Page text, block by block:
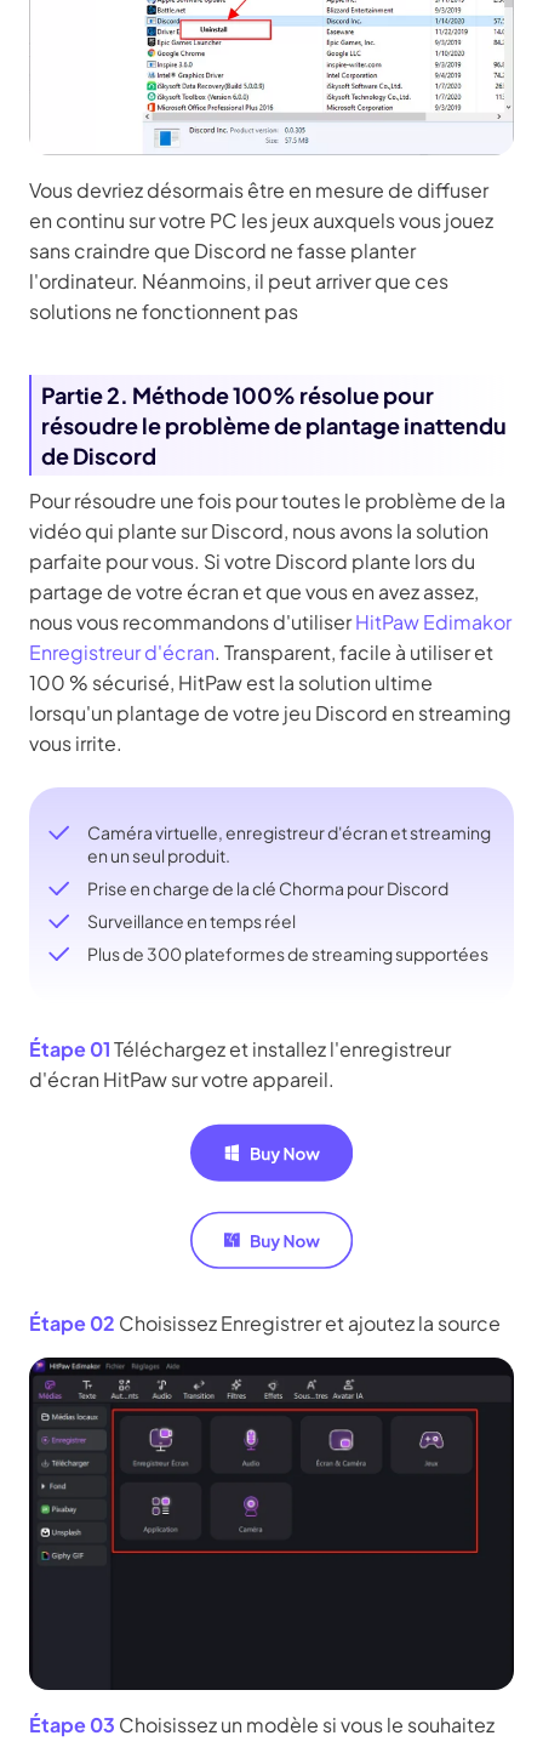
Vous devriez désormais être en mesure de diffuser
en continu sur votre PC les jeux auxquels vous jouez
sans craindre que Discord ne fasse planter
l'ordinateur. Néanmoins, il peut arriver que ces
solutions ne fonctionnent pas
Partie 2. Méthode 100% résolue pour
résoudre le problème de plantage inattendu
de Discord
Pour résoudre une fois pour toutes le problème de la
vidéo qui plante sur Discord, nous avons la solution
parfaite pour vous. Si votre Discord plante lors du
partage de votre écran et que vous en avez assez,
nous vous recommandons d'utiliserHitPaw Edimakor
Enregistreur d'écran. Transparent, facile à utiliser et
100 % sécurisé, HitPaw est la solution ultime
lorsqu'un plantage de votre jeu Discord en streaming
vous irrite.
Caméra virtuelle, enregistreur d'écran et streaming
en un seul produit.
Prise en charge de la clé Chorma pour Discord
Surveillance en temps réel
Plus de 300 plateformes de streaming supportées
Étape 01Téléchargez et installez l'enregistreur
d'écran HitPaw sur votre appareil.
Étape 02 Choisissez Enregistrer et ajoutez la source
Étape 03 Choisissez un modèle si vous le souhaitez